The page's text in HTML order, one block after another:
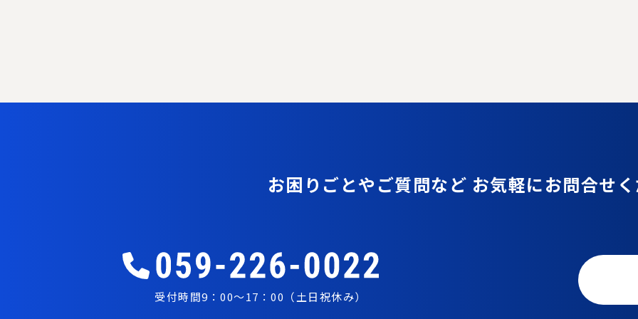
お困りごとやご質問など お気軽にお問合せ
受付時間9：00～17：00（土日祝休み）